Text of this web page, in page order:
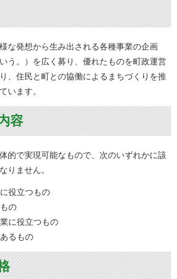
な発想から生み出される各種事業の企画
う。）を広く募り、優れたものを町政運営
、住民と町との協働によるまちづくりを推
います。
容
的で実現可能なもので、次のいずれかに該
りません。
役立つもの
の
に役立つもの
るもの